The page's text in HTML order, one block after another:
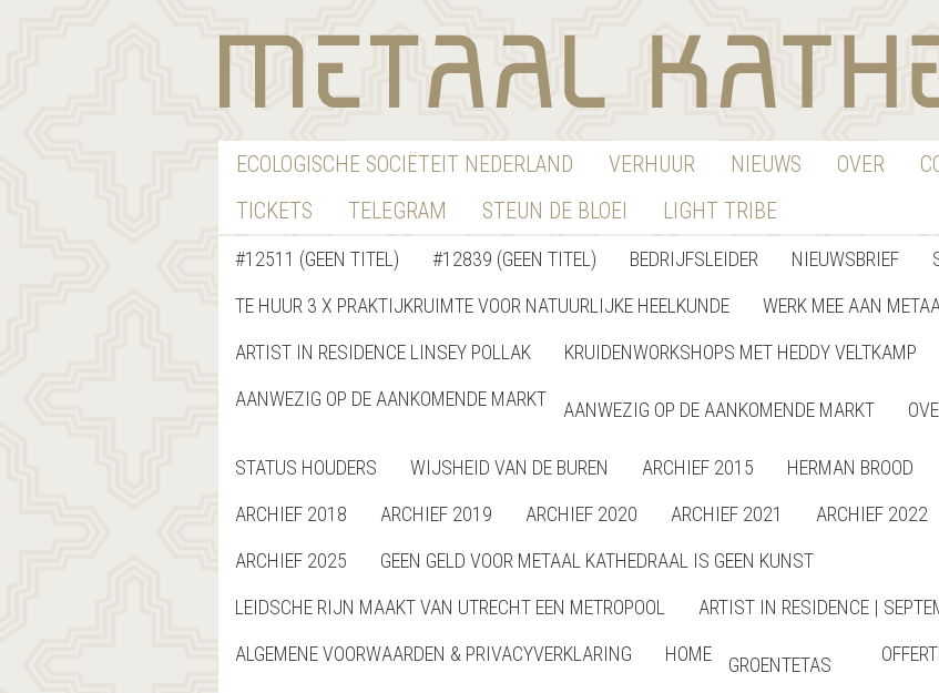
ECOLOGISCHE SOCIËTEIT NEDERLAND VERHUUR NIEUWS OVER
TICKETS
TELEGRAM STEUN DE BLOEI LIGHT TRIBE
#12511 (GEEN TITEL) #12839 (GEEN TITEL) BEDRIJFSLEIDER NIEUWSBRIEF
TE HUUR 3 X PRAKTIJKRUIMTE VOOR NATUURLIJKE HEELKUNDE
WERK MEE AAN
ARTIST IN RESIDENCE LINSEY POLLAK
KRUIDENWORKSHOPS MET HEDDY VELTKAMP
AANWEZIG OP DE AANKOMENDE MARKT
AANWEZIG OP DE AANKOMENDE MARKT
STATUS HOUDERS WIJSHEID VAN DE BUREN ARCHIEF 2015 HERMAN BROOD
ARCHIEF 2018
ARCHIEF 2019 ARCHIEF 2020 ARCHIEF 2021 ARCHIEF 2022
ARCHIEF 2025
GEEN GELD VOOR METAAL KATHEDRAAL IS GEEN KUNST
LEIDSCHE RIJN MAAKT VAN UTRECHT EEN METROPOOL
ARTIST IN RESIDENCE |
ALGEMENE VOORWAARDEN & PRIVACYVERKLARING
HOME GROENTETAS